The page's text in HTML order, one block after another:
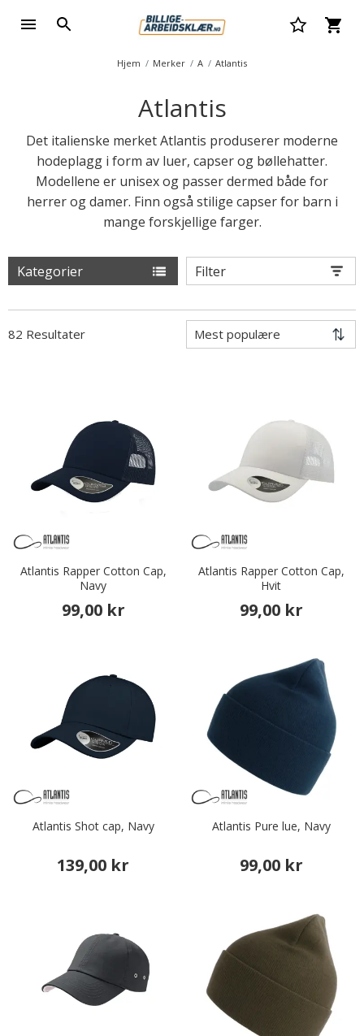
Hjem Merker A Atlantis
Atlantis
Det italienske merket Atlantis produserer moderne
hodeplagg i form av luer, capser og bøllehatter.
Modellene er unisex og passer dermed både for
herrer og damer. Finn også stilige capser for barn i
mange forskjellige farger.
Kategorier Filter
82 Resultater
Atlantis Rapper Cotton Cap,
Navy
99,00 kr
Atlantis Rapper Cotton Cap,
Hvit
99,00 kr
Atlantis Shot cap, Navy
139,00 kr
Atlantis Pure lue, Navy
99,00 kr